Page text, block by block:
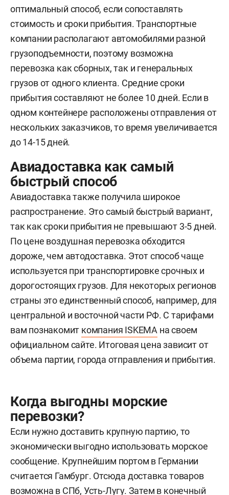
оптимальный способ, если сопоставлять
стоимость и сроки прибытия. Транспортные
компании располагают автомобилями разной
грузоподъемности, поэтому возможна
перевозка как сборных, так и генеральных
грузов от одного клиента. Средние сроки
прибытия составляют не более 10 дней. Если в
одном контейнере расположены отправления от
нескольких заказчиков, то время увеличивается
до 14-15 дней.
Авиадоставка как самый
быстрый способ
Авиадоставка также получила широкое
распространение. Это самый быстрый вариант,
так как сроки прибытия не превышают 3-5 дней.
По цене воздушная перевозка обходится
дороже, чем автодоставка. Этот способ чаще
используется при транспортировке срочных и
дорогостоящих грузов. Для некоторых регионов
страны это единственный способ, например, для
центральной и восточной части РФ. С тарифами
вам познакомит компания ISKEMA на своем
официальном сайте. Итоговая цена зависит от
объема партии, города отправления и прибытия.
Когда выгодны морские
перевозки?
Если нужно доставить крупную партию, то
экономически выгодно использовать морское
сообщение. Крупнейшим портом в Германии
считается Гамбург. Отсюда доставка товаров
возможна в СПб, Усть-Лугу. Затем в конечный